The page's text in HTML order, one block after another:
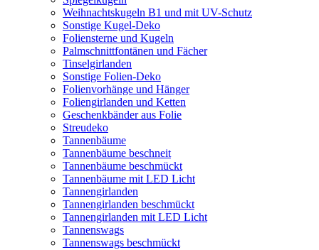
Weihnachtskugeln B1 und mit UV-Schutz
Sonstige Kugel-Deko
Foliensterne und Kugeln
Palmschnittfontänen und Fächer
Tinselgirlanden
Sonstige Folien-Deko
Folienvorhänge und Hänger
Foliengirlanden und Ketten
Geschenkbänder aus Folie
Streudeko
Tannenbäume
Tannenbäume beschneit
Tannenbäume beschmückt
Tannenbäume mit LED Licht
Tannengirlanden
Tannengirlanden beschmückt
Tannengirlanden mit LED Licht
Tannenswags
Tannenswags beschmückt